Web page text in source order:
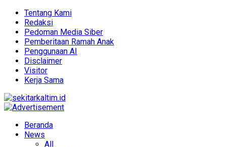
Tentang Kami
Redaksi
Pedoman Media Siber
Pemberitaan Ramah Anak
Penggunaan AI
Disclaimer
Visitor
Kerja Sama
Beranda
News
All